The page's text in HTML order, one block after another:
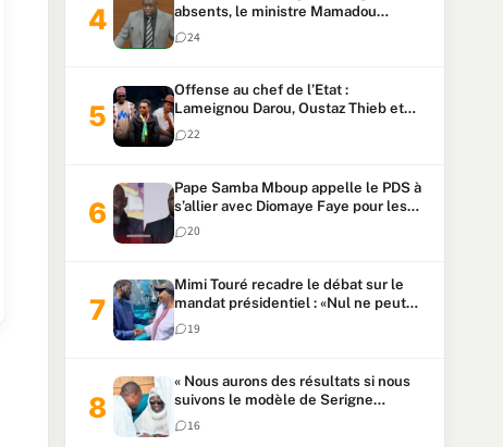
absents, le ministre Mamadou
Lamine Dianté exige des explications
24
Offense au chef de l’Etat :
Lameignou Darou, Oustaz Thieb et
Ndiaye Touba lourdement
condamnés
22
Pape Samba Mboup appelle le PDS à
s’allier avec Diomaye Faye pour les
locales et tacle Sonko
20
Mimi Touré recadre le débat sur le
mandat présidentiel : «Nul ne peut
faire plus de deux mandats
consécutifs de 5 ans»
19
« Nous aurons des résultats si nous
suivons le modèle de Serigne
Touba » : Ousmane Sonko au Khalife
Serigne Mountakha
16